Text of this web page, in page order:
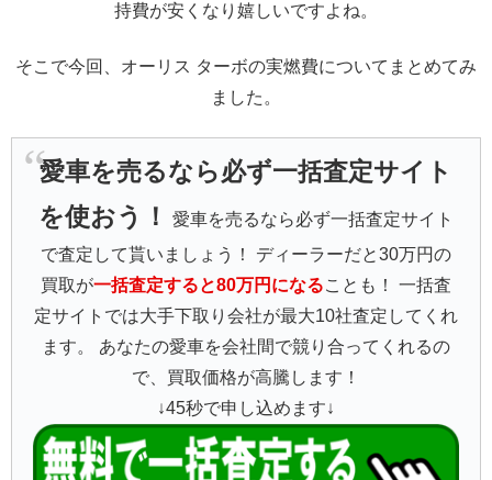
持費が安くなり嬉しいですよね。
そこで今回、オーリス ターボの実燃費についてまとめてみ
ました。
愛車を売るなら必ず一括査定サイト
を使おう！
愛車を売るなら必ず一括査定サイト
で査定して貰いましょう！ ディーラーだと30万円の
買取が一括査定すると80万円になることも！ 一括査
定サイトでは大手下取り会社が最大10社査定してくれ
ます。 あなたの愛車を会社間で競り合ってくれるの
で、買取価格が高騰します！
↓45秒で申し込めます↓